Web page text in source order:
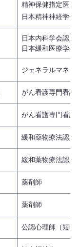
精神保健指定医
日本精神神経学会
日本内科学会認定
日本緩和医療学会
ジェネラルマネー
がん看護専門看護
がん看護専門看護
緩和薬物療法認定
緩和薬物療法認定
薬剤師
薬剤師
公認心理師（短時